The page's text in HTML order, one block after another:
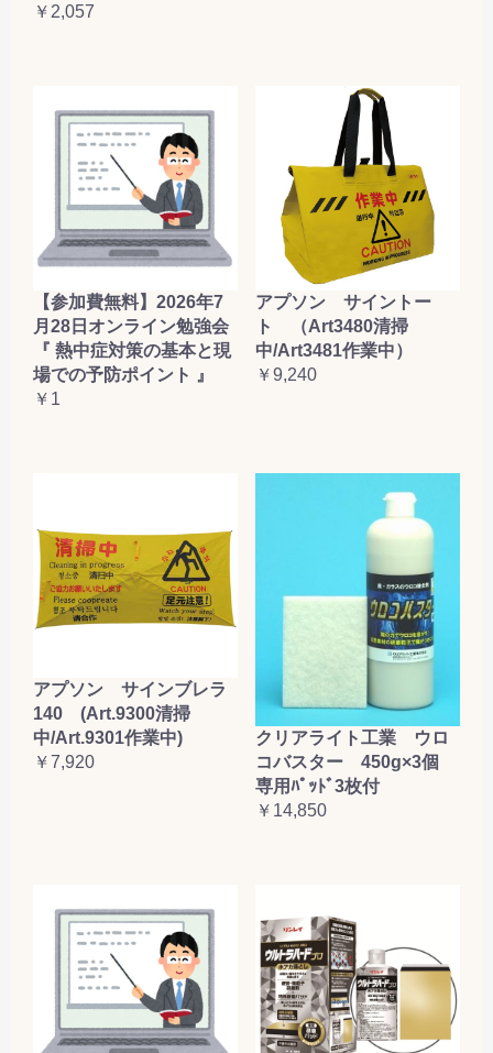
￥2,057
【参加費無料】2026年7
月28日オンライン勉強会
『 熱中症対策の基本と現
場での予防ポイント 』
￥1
アプソン サイントー
ト （Art3480清掃
中/Art3481作業中）
￥9,240
アプソン サインブレラ
140 (Art.9300清掃
中/Art.9301作業中)
￥7,920
クリアライト工業 ウロ
コバスター 450g×3個
専用ﾊﾟｯﾄﾞ3枚付
￥14,850